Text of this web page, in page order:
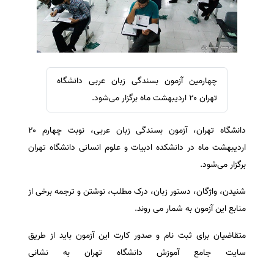
ترجمه عربی به فارسی
مشاهده همه زبان ها
سفارش ویرایش
سفارش پارافریز
سفارش فرمت‌بندی
سفارش کاهش کمیت
سفارش معرفی مجله
سفارش معرفی مقاله
سفارش معرفی کتاب
سفارش چکیده مبسوط
سفارش ترجمه مولتی‌مدیا
سفارش گویندگی
سفارش تولید محتوا
سفارش ترجمه همزمان
سفارش چکیده گرافیکی
چهارمین آزمون بسندگی زبان عربی دانشگاه
تهران ۲۰ اردیبهشت ماه برگزار می‌شود.
دانشگاه تهران، آزمون بسندگی زبان عربی، نوبت چهارم ۲۰
اردیبهشت ماه در دانشکده ادبیات و علوم انسانی دانشگاه تهران
برگزار می‌شود.
شنیدن، واژگان، دستور زبان، درک مطلب، نوشتن و ترجمه برخی از
منابع این آزمون به شمار می روند.
متقاضیان برای ثبت نام و صدور کارت این آزمون باید از طریق
سایت جامع آموزش دانشگاه تهران به نشانی